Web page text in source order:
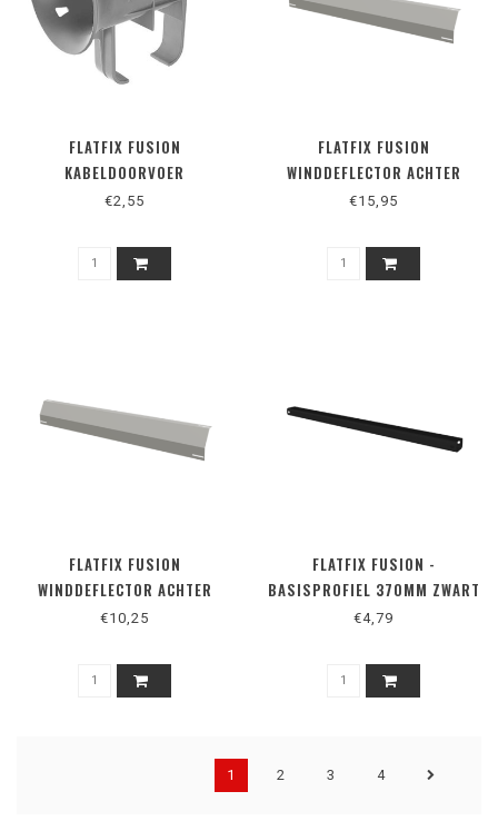
FLATFIX FUSION
KABELDOORVOER
€2,55
FLATFIX FUSION
WINDDEFLECTOR ACHTER
2000
€15,95
FLATFIX FUSION
WINDDEFLECTOR ACHTER
1600-2019
€10,25
FLATFIX FUSION -
BASISPROFIEL 370MM ZWART
€4,79
1 2 3 4